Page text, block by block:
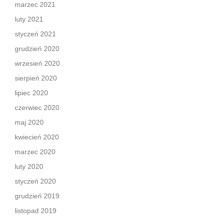
marzec 2021
luty 2021
styczeń 2021
grudzień 2020
wrzesień 2020
sierpień 2020
lipiec 2020
czerwiec 2020
maj 2020
kwiecień 2020
marzec 2020
luty 2020
styczeń 2020
grudzień 2019
listopad 2019